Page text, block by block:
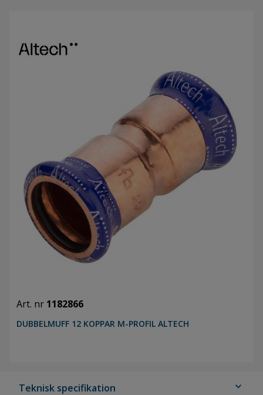
Art. nr 1182866
DUBBELMUFF 12 KOPPAR M-PROFIL ALTECH
Teknisk specifikation expand_more